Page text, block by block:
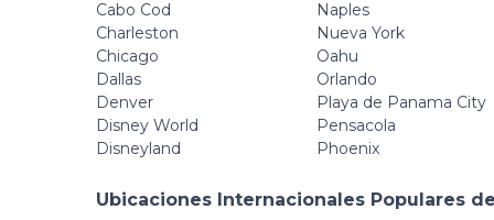
Cabo Cod
Charleston
Chicago
Dallas
Denver
Disney World
Disneyland
Naples
Nueva York
Oahu
Orlando
Playa de Panama City
Pensacola
Phoenix
Ubicaciones Internacionales Populares